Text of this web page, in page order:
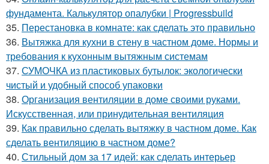
фундамента. Калькулятор опалубки | Progressbuild
35. Перестановка в комнате: как сделать это правильно
36. Вытяжка для кухни в стену в частном доме. Нормы и
требования к кухонным вытяжным системам
37. СУМОЧКА из пластиковых бутылок: экологически
чистый и удобный способ упаковки
38. Организация вентиляции в доме своими руками.
Искусственная, или принудительная вентиляция
39. Как правильно сделать вытяжку в частном доме. Как
сделать вентиляцию в частном доме?
40. Стильный дом за 17 идей: как сделать интерьер